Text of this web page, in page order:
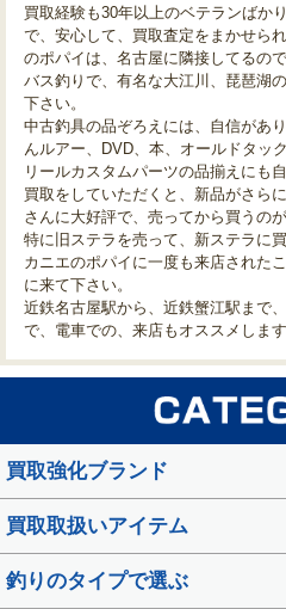
買取経験も30年以上のベテランばか
で、安心して、買取査定をまかせら
のポパイは、名古屋に隣接してるの
バス釣りで、有名な大江川、琵琶湖
下さい。
中古釣具の品ぞろえには、自信があ
んルアー、DVD、本、オールドタッ
リールカスタムパーツの品揃えにも
買取をしていただくと、新品がさら
さんに大好評で、売ってから買うの
特に旧ステラを売って、新ステラに買
カニエのポパイに一度も来店された
に来て下さい。
近鉄名古屋駅から、近鉄蟹江駅まで
で、電車での、来店もオススメします
買取強化ブランド
買取取扱いアイテム
釣りのタイプで選ぶ